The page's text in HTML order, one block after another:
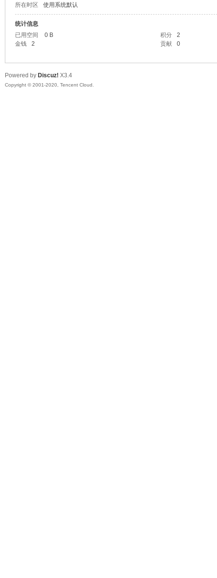
所在时区
使用系统默认
统计信息
已用空间
0 B 积分
2
金钱
2 贡献 0
Powered by Discuz! X3.4
Copyright © 2001-2020, Tencent Cloud.